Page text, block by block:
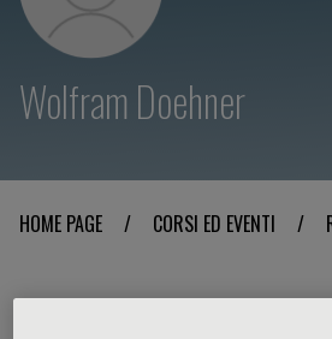
Wolfram Doehner
HOME PAGE / CORSI ED EVENTI /